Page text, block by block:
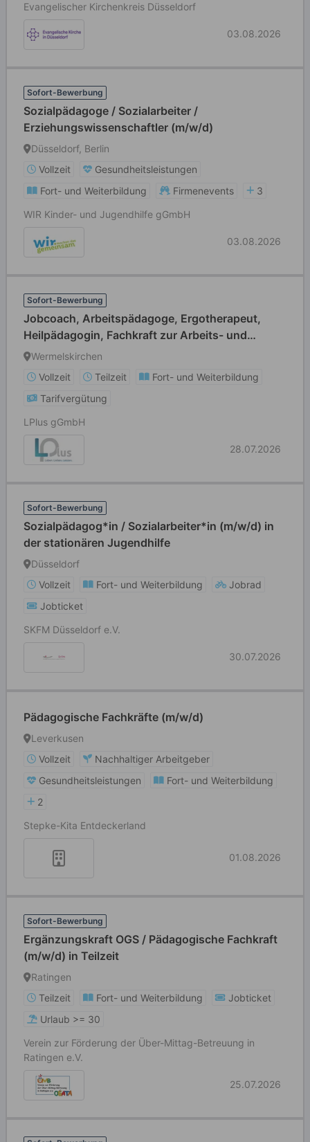
Evangelischer Kirchenkreis Düsseldorf
03.08.2026
Sofort-Bewerbung
Sozialpädagoge / Sozialarbeiter /
Erziehungswissenschaftler (m/w/d)
Düsseldorf, Berlin
Vollzeit
Gesundheitsleistungen
Fort- und Weiterbildung
Firmenevents
3
WIR Kinder- und Jugendhilfe gGmbH
03.08.2026
Sofort-Bewerbung
Jobcoach, Arbeitspädagoge, Ergotherapeut,
Heilpädagogin, Fachkraft zur Arbeits- und
Berufsförderung oder Heilerziehungspfleger
Wermelskirchen
Vollzeit
Teilzeit
Fort- und Weiterbildung
Tarifvergütung
LPlus gGmbH
28.07.2026
Sofort-Bewerbung
Sozialpädagog*in / Sozialarbeiter*in (m/w/d) in
der stationären Jugendhilfe
Düsseldorf
Vollzeit
Fort- und Weiterbildung
Jobrad
Jobticket
SKFM Düsseldorf e.V.
30.07.2026
Pädagogische Fachkräfte (m/w/d)
Leverkusen
Vollzeit
Nachhaltiger Arbeitgeber
Gesundheitsleistungen
Fort- und Weiterbildung
2
Stepke-Kita Entdeckerland
01.08.2026
Sofort-Bewerbung
Ergänzungskraft OGS / Pädagogische Fachkraft
(m/w/d) in Teilzeit
Ratingen
Teilzeit
Fort- und Weiterbildung
Jobticket
Urlaub >= 30
Verein zur Förderung der Über-Mittag-Betreuung in
Ratingen e.V.
25.07.2026